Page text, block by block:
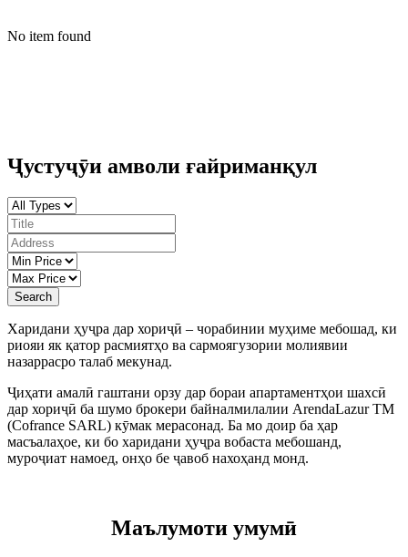
No item found
Ҷустуҷӯи амволи ғайриманқул
Search
Харидани ҳуҷра дар хориҷӣ – чорабинии муҳиме мебошад, ки
риояи як қатор расмиятҳо ва сармоягузории молиявии
назаррасро талаб мекунад.
Ҷиҳати амалӣ гаштани орзу дар бораи апартаментҳои шахсӣ
дар хориҷӣ ба шумо брокери байналмилалии ArendaLazur TM
(Cofrance SARL) кӯмак мерасонад. Ба мо доир ба ҳар
масъалаҳое, ки бо харидани ҳуҷра вобаста мебошанд,
муроҷиат намоед, онҳо бе ҷавоб нахоҳанд монд.
Маълумоти умумӣ